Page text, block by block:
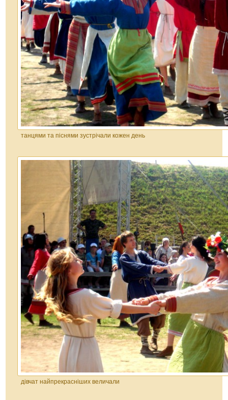
танцями та піснями зустрічали кожен день
дівчат найпрекрасніших величали